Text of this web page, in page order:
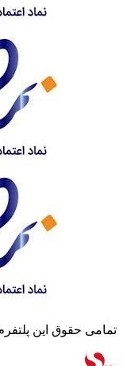
تمامی حقوق این